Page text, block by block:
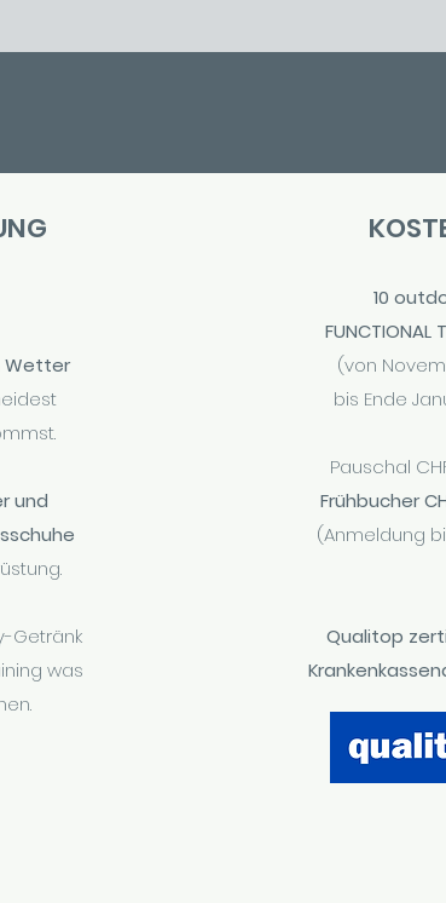
Wetter
und
Getränk
was
10
FUNCTIONAL
(von
bis Ende
Pauschal
Frühbucher
(Anmeldung
Qualitop